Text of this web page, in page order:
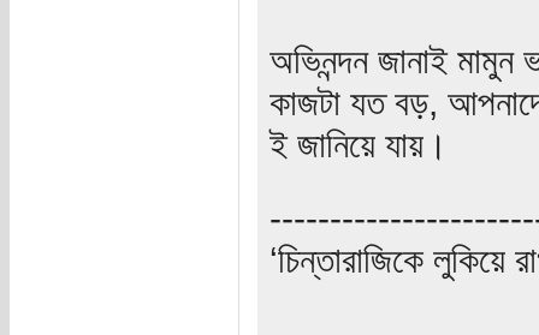
অভিনন্দন জানাই মামুন
কাজটা যত বড়,
ই জানিয়ে যায়।
‘চিন্তারাজিকে লুকিয়ে